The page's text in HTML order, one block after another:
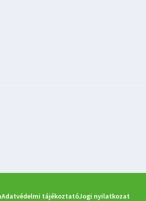
Adatvédelmi tájékoztatóJogi nyilatkozat